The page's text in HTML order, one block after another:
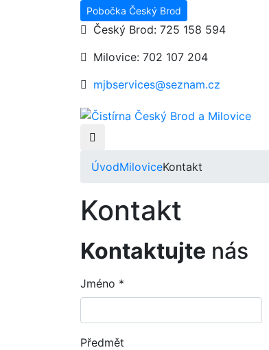
Pobočka Český Brod
Český Brod: 725 158 594
Milovice: 702 107 204
mjbservices@seznam.cz
ÚvodMiloviceKontakt
Kontakt
Kontaktujte nás
Jméno *
Předmět